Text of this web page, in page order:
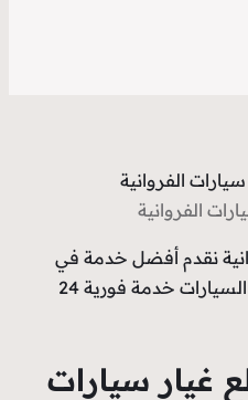
الفروانية
نقدم أفضل خدمة في
تركيب قطع غيار جميع أنواع السيارات خدمة فورية 24
غيار سيارات